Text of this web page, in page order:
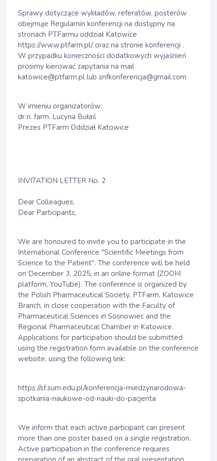
Sprawy dotyczące wykładów, referatów, posterów
obejmuje Regulamin konferencji na dostępny na
stronach PTFarmu oddział Katowice
https://www.ptfarm.pl/oraz na stronie konferencji .
W przypadku konieczności dodatkowych wyjaśnień
prosimy kierować zapytania na mail
katowice@ptfarm.pl lub snfkonferencja@gmail.com
W imieniu organizatorów:
dr n. farm. Lucyna Bułaś
Prezes PTFarm Oddział Katowice
INVITATION LETTER No. 2
Dear Colleagues,
Dear Participants,
We are honoured to invite you to participate in the
International Conference "Scientific Meetings from
Science to the Patient". The conference will be held
on December 3, 2025, in an online format (ZOOM
platform, YouTube). The conference is organized by
the Polish Pharmaceutical Society, PTFarm, Katowice
Branch, in close cooperation with the Faculty of
Pharmaceutical Sciences in Sosnowiec and the
Regional Pharmaceutical Chamber in Katowice.
Applications for participation should be submitted
using the registration form available on the conference
website, using the following link:
https://sf.sum.edu.pl/konferencja-miedzynarodowa-
spotkania-naukowe-od-nauki-do-pacjenta
We inform that each active participant can present
more than one poster based on a single registration.
Active participation in the conference requires